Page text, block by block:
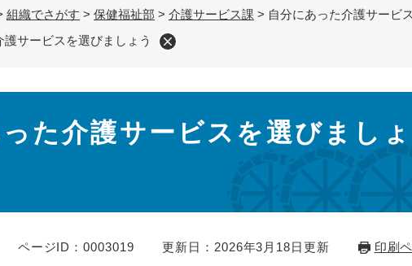
組織でさがす > 保健福祉部 > 介護サービス課 > 自分にあった介護サービ
護サービスを選びましょう
た介護サービスを選びましょ
ページID：0003019 更新日：2026年3月18日更新 印刷